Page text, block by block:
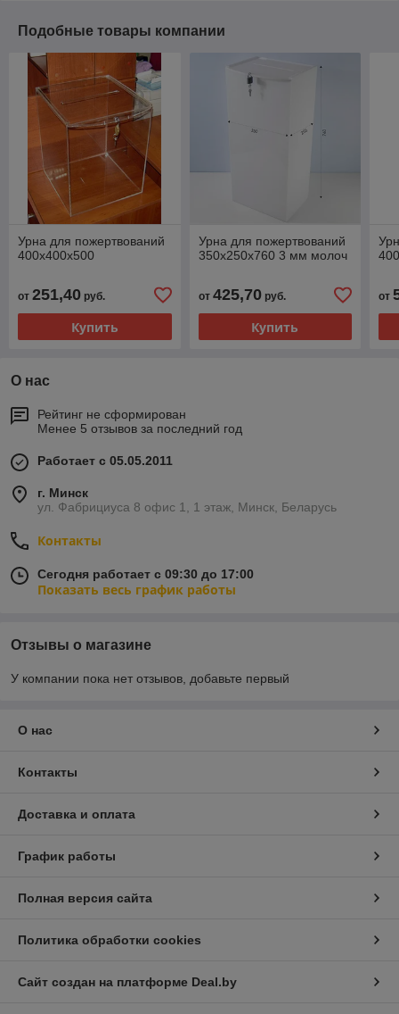
Подобные товары компании
Урна для пожертвований
400х400х500
от 251,40 руб.
Купить
Урна для пожертвований
350х250х760 3 мм молоч
от 425,70руб.
Купить
от
О нас
Рейтинг не сформирован
Менее 5 отзывов за последний год
Работает с 05.05.2011
г. Минск
ул. Фабрициуса 8 офис 1, 1 этаж, Минск, Беларусь
Контакты
Сегодня работает с 09:30 до 17:00
Показать весь график работы
Отзывы о магазине
У компании пока нет отзывов, добавьте первый
О нас
Контакты
Доставка и оплата
График работы
Полная версия сайта
Политика обработки cookies
Сайт создан на платформе Deal.by